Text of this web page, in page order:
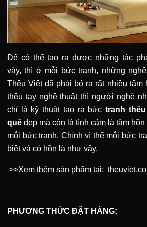
Để có thể tạo ra được những tác
vậy, thì ở mỗi bức tranh, những
Thêu Việt đã phải bỏ ra rất nhiều tâm
thêu tay nghệ thuật thì người nghệ
chỉ là kỹ thuật tạo ra bứctranh
quê đẹp mà còn là tình cảm là tâm
mỗi bức tranh. Chính vì thế mỗi bức
biệt và có hồn là như vậy.
>>Xem thêm sản phẩm tại:
PHƯƠNG THỨC ĐẶT HÀNG: